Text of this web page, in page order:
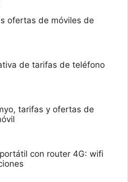
ofertas de móviles de
de tarifas de teléfono
tarifas y ofertas de
con router 4G: wifi